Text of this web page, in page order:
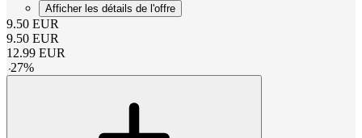
Afficher les détails de l'offre
9.50 EUR
9.50 EUR
12.99 EUR
-27%